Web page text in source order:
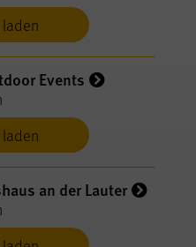
Events
an der Lauter